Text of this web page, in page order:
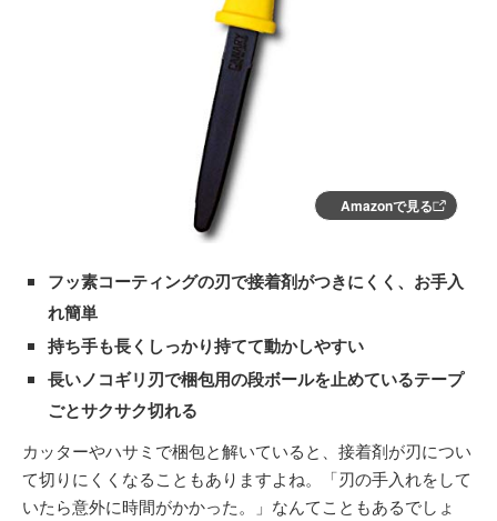
Amazonで見る
フッ素コーティングの刃で接着剤がつきにくく、お手入
れ簡単
持ち手も長くしっかり持てて動かしやすい
長いノコギリ刃で梱包用の段ボールを止めているテープ
ごとサクサク切れる
カッターやハサミで梱包と解いていると、接着剤が刃につい
て切りにくくなることもありますよね。「刃の手入れをして
いたら意外に時間がかかった。」なんてこともあるでしょ